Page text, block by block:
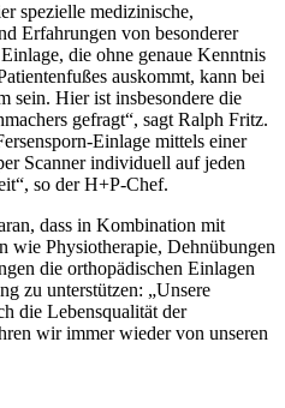
spezielle medizinische,
Erfahrungen von besonderer
die ohne genaue Kenntnis
auskommt, kann bei
sein. Hier ist insbesondere die
gefragt“, sagt Ralph Fritz.
Einlage mittels einer
Scanner individuell auf jeden
so der H+P-Chef.
dass in Kombination mit
wie Physiotherapie, Dehnübungen
die orthopädischen Einlagen
zu unterstützen: „Unsere
die Lebensqualität der
wir immer wieder von unseren